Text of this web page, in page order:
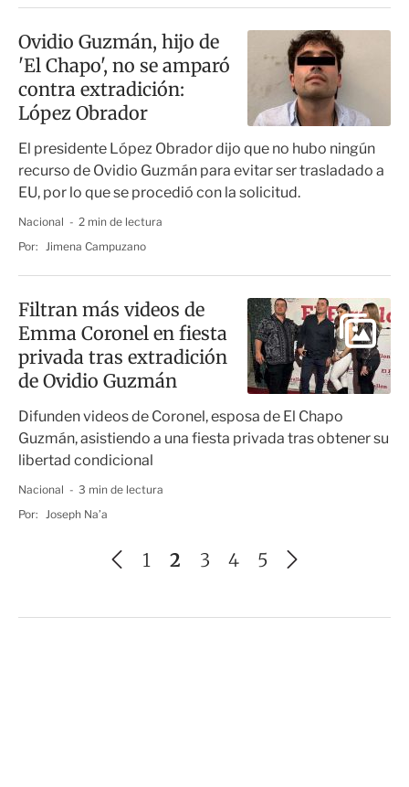
Ovidio Guzmán, hijo de
'El Chapo', no se amparó
contra extradición:
López Obrador
El presidente López Obrador dijo que no hubo ningún
recurso de Ovidio Guzmán para evitar ser trasladado a
EU, por lo que se procedió con la solicitud.
Nacional
2 min de lectura
Por: Jimena Campuzano
Filtran más videos de
Emma Coronel en fiesta
privada tras extradición
de Ovidio Guzmán
Difunden videos de Coronel, esposa de El Chapo
Guzmán, asistiendo a una fiesta privada tras obtener su
libertad condicional
Nacional
3 min de lectura
Por: Joseph Na’a
1 2 3 4 5